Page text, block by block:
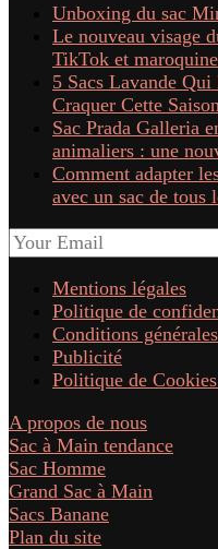
Unboxing du sac
Le nouveau visage
TikTok et
5 Sacs Lavande
Craquer Cette Saison
Sac Prada Galleria
animaliers : une
Comment adapter
avec un sac de tous
Mentions légales
Politique de
Conditions générales
Publicité
Politique de
A propos de nous
Sac à Main tendance
Sac Homme
Grand Sac à Main
Sacs Banane
Plan du site